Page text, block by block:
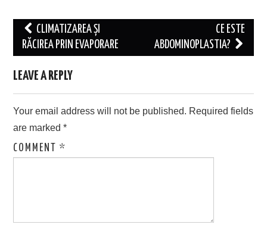
Post
navigation
CLIMATIZAREA ȘI
RĂCIREA PRIN EVAPORARE
CE ESTE
ABDOMINOPLASTIA?
LEAVE A REPLY
Your email address will not be published. Required fields
are marked*
COMMENT*